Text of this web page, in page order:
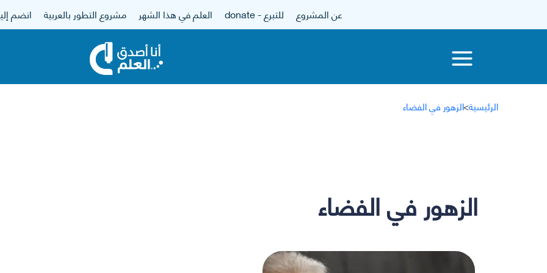
عن المشروع للتبرع - donate العلم في هذا الشهر مشروع التطور بالعربية انضم
الرئيسية>الزهور في الفضاء
الزهور في الفضاء